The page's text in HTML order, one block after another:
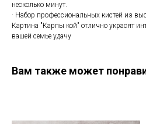
несколько минут.
· Набор профессиональных кистей из
Картина "Карпы кой" отлично украсят
вашей семье удачу
Вам также может